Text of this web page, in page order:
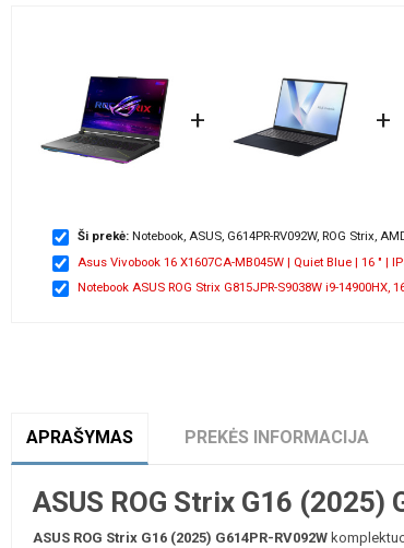
+ +
Ši prekė: Notebook, ASUS, G614PR-RV092W, ROG Strix,
Asus Vivobook 16 X1607CA-MB045W | Quiet Blue | 16 " |
Notebook ASUS ROG Strix G815JPR-S9038W i9-14900HX,
APRAŠYMAS PREKĖS INFORMACIJA
ASUS ROG Strix G16
ASUS ROG Strix G16 (2025) G614PR-RV092W